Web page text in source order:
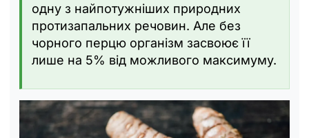
одну з найпотужніших природних
протизапальних речовин. Але без
чорного перцю організм засвоює її
лише на 5% від можливого максимуму.